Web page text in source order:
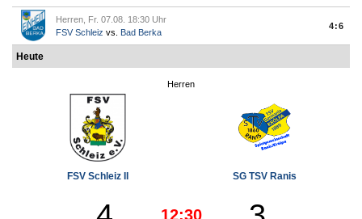
Herren, Fr. 07.08. 18:30 Uhr
FSV Schleiz vs. Bad Berka
4:6
Heute
Herren
FSV Schleiz II SG TSV Ranis
12:30